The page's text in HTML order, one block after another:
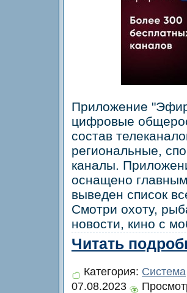
Приложение
цифровые
состав
региональные,
каналы.
оснащено
выведен список
Смотри охоту,
новости, кино с
Читать
Категория: Система
07.08.2023